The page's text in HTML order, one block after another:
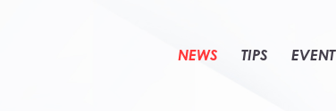
NEWS TIPS EVENT